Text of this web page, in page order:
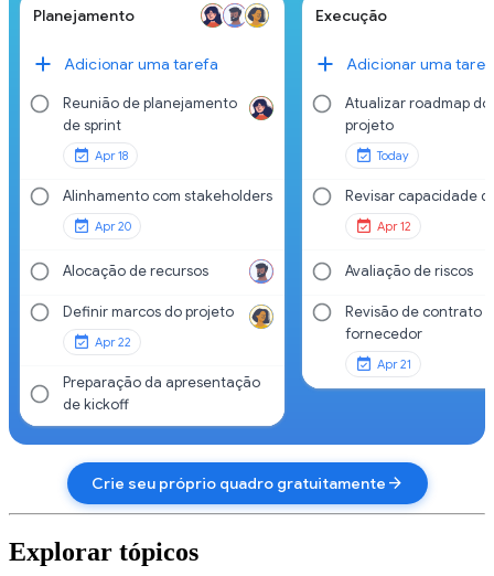
Planejamento
Adicionar uma tarefa
Reunião de planejamento
de sprint
Apr 18
Alinhamento com stakeholders
Apr 20
Alocação de recursos
Definir marcos do projeto
Apr 22
Preparação da apresentação
de kickoff
Execução
Adicionar uma
Atualizar roadmap do
projeto
Today
Revisar capacidade
Apr 12
Avaliação de riscos
Revisão de contrato
fornecedor
Apr 21
Crie seu próprio quadro gratuitamente arrow_forward
Explorar tópicos